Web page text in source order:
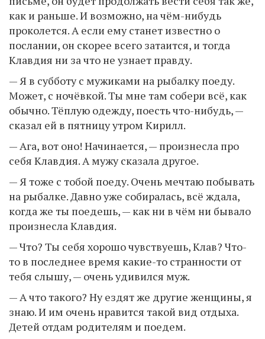
как и раньше. И возможно, на чём-нибудь
проколется. А если ему станет известно о
послании, он скорее всего затаится, и тогда
Клавдия ни за что не узнает правду.
— Я в субботу с мужиками на рыбалку поеду.
Может, с ночёвкой. Ты мне там собери всё, как
обычно. Тёплую одежду, поесть что-нибудь, —
сказал ей в пятницу утром Кирилл.
— Ага, вот оно! Начинается, — произнесла про
себя Клавдия. А мужу сказала другое.
— Я тоже с тобой поеду. Очень мечтаю побывать
на рыбалке. Давно уже собиралась, всё ждала,
когда же ты поедешь, — как ни в чём ни бывало
произнесла Клавдия.
— Что? Ты себя хорошо чувствуешь, Клав? Что-
то в последнее время какие-то странности от
тебя слышу, — очень удивился муж.
— А что такого? Ну ездят же другие женщины, я
знаю. И им очень нравится такой вид отдыха.
Детей отдам родителям и поедем.